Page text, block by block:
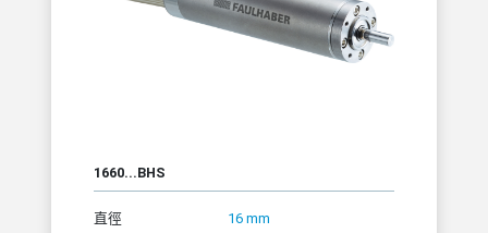
1660...BHS
直徑
16 mm